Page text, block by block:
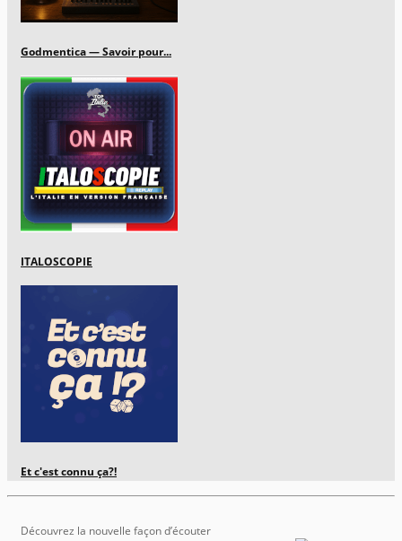
Godmentica — Savoir pour...
ITALOSCOPIE
Et c'est connu ça?!
Découvrez la nouvelle façon d’écouter